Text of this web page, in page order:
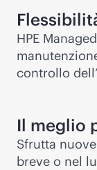
HPE
controllo
Il meglio
Sfrutta
breve o nel